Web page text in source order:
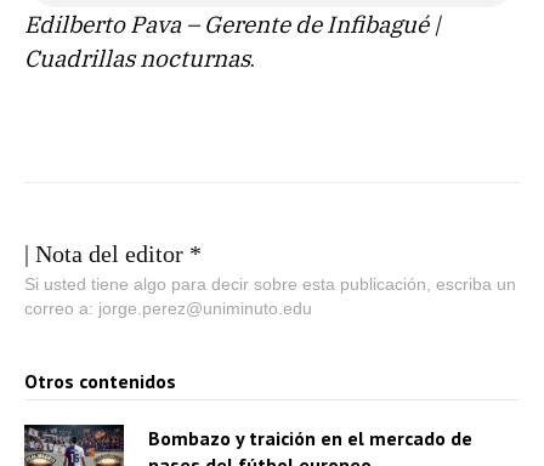
Edilberto Pava – Gerente de Infibagué |
Cuadrillas nocturnas.
| Nota del editor *
Si usted tiene algo para decir sobre esta publicación, escriba un
correo a: jorge.perez@uniminuto.edu
Otros contenidos
Bombazo y traición en el mercado de